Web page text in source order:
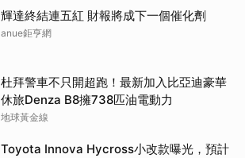
輝達終結連五紅 財報將成下一個催化劑
anue鉅亨網
杜拜警車不只開超跑！最新加入比亞迪豪華
休旅Denza B8擁738匹油電動力
地球黃金線
Toyota Innova Hycross小改款曝光，預計